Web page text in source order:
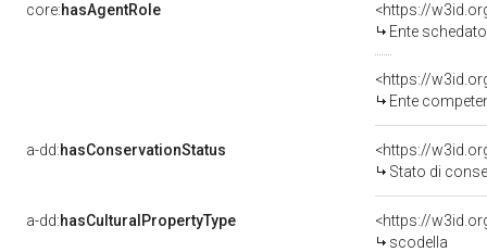
core:hasAgentRole
<https://
Ente
<https://
Ente competente per tutela
a-dd:hasConservationStatus
<https://
Stato di
a-dd:hasCulturalPropertyType
scodella